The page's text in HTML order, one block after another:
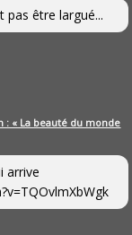
être largué...
: « La beauté du monde
arrive